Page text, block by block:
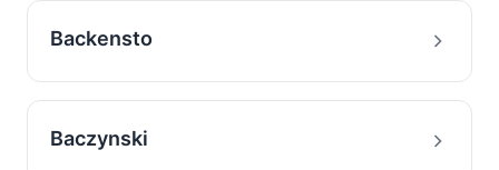
Backensto
Baczynski